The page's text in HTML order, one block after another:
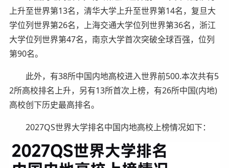
上升至世界第13名，清华大学上升至世界第14名，复旦大
学位列世界第26名，上海交通大学位列世界第36名，浙江
大学位列世界第47名，南京大学首次突破全球百强，位列
第90名。
此外，有38所中国内地高校进入世界前500.本次共有5
2所高校排名上升，另有13所首次上榜，有26所中国(内地)
高校创下历史最高排名。
2027QS世界大学排名中国内地高校上榜情况如下：